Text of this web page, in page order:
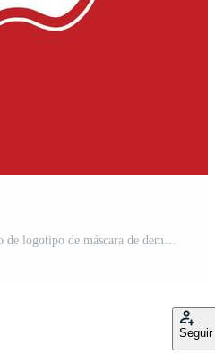
ilustración de vector de diseño de logotipo de máscara de demonio japonés oni Vector Gratis
Seguir